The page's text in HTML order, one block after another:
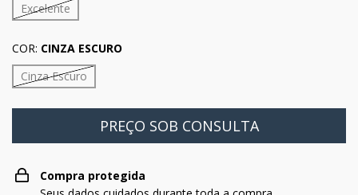
Excelente
COR: CINZA ESCURO
Cinza Escuro
Compra protegida